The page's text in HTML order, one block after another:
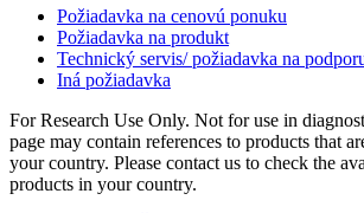
Požiadavka na cenovú ponuku
Požiadavka na produkt
Technický servis/ požiadavka na
Iná požiadavka
For Research Use Only. Not for use in
page may contain references to products that
your country. Please contact us to check the
products in your country.